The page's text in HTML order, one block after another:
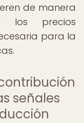
de manera
los precios
para la
señales